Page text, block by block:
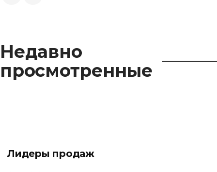
Недавно
просмотренные
Лидеры продаж